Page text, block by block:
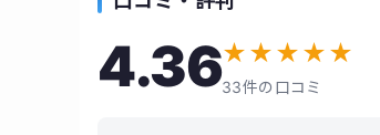
4.36★★★★★
33件の口コミ